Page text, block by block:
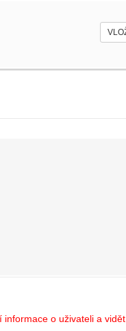
o uživateli a